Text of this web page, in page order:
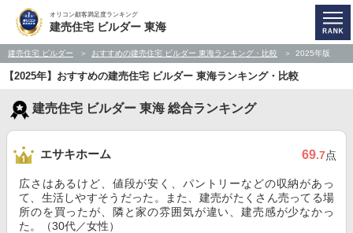
オリコン顧客満足度ランキング
建売住宅 ビルダー 東海
建売住宅 ビルダー おすすめの建売住宅 ビルダー 東海ランキング・比較 2025年版
【2025年】おすすめの建売住宅 ビルダー 東海ランキング・比較
建売住宅 ビルダー 東海 総合ランキング
エサキホーム 69.7点
広さはあるけど、値段が安く、パントリーなどの収納があっ
て、生活しやすそうだった。また、建売がたくさん売ってる場
所のを買ったが、隣と家の雰囲気が違い、建売感が少なかっ
た。（30代／女性）